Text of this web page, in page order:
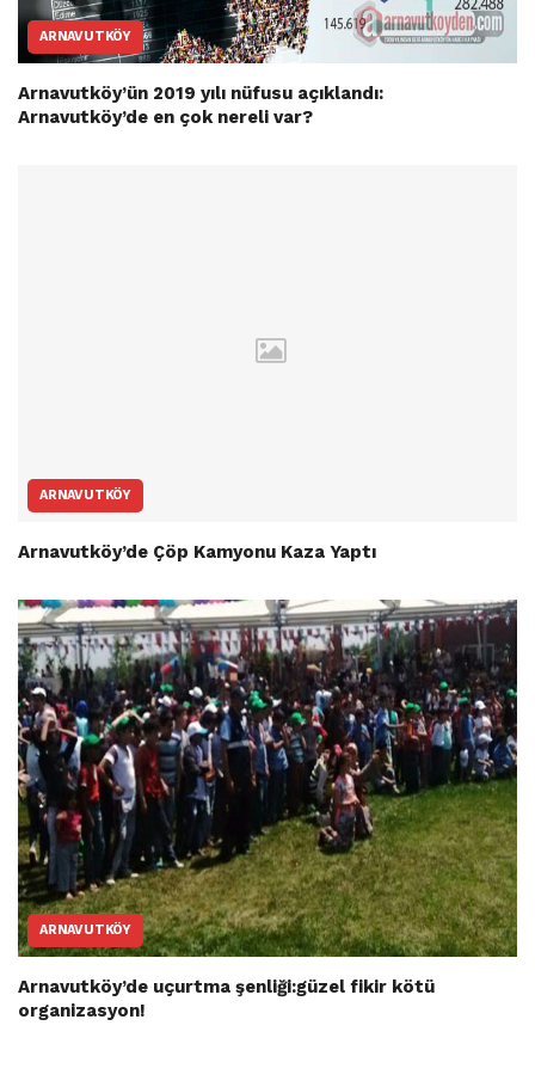
ARNAVUTKÖY
Arnavutköy’ün 2019 yılı nüfusu açıklandı:
Arnavutköy’de en çok nereli var?
ARNAVUTKÖY
Arnavutköy’de Çöp Kamyonu Kaza Yaptı
ARNAVUTKÖY
Arnavutköy’de uçurtma şenliği:güzel fikir kötü
organizasyon!